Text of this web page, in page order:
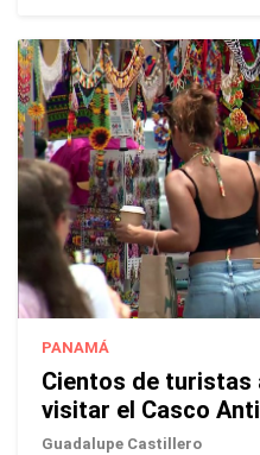
PANAMÁ
Cientos de turistas
visitar el Casco
Guadalupe Castillero